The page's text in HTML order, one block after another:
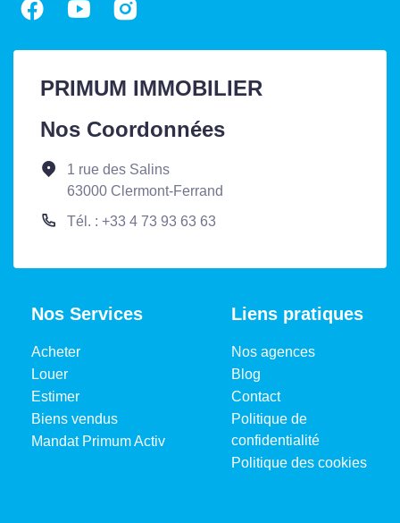
PRIMUM IMMOBILIER
Nos Coordonnées
1 rue des Salins
63000 Clermont-Ferrand
Tél. : +33 4 73 93 63 63
Nos Services
Acheter
Louer
Estimer
Biens vendus
Mandat Primum Activ
Liens pratiques
Nos agences
Blog
Contact
Politique de
confidentialité
Politique des cookies